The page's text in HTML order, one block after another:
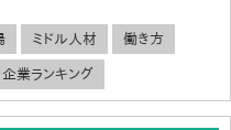
ミドル人材 働き方
企業ランキング